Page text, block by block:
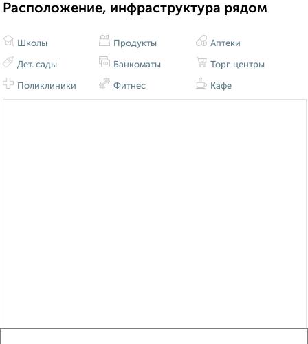
Расположение, инфраструктура рядом
Школы
Дет. сады
Поликлиники
Продукты
Банкоматы
Фитнес
Аптеки
Торг. центры
Кафе